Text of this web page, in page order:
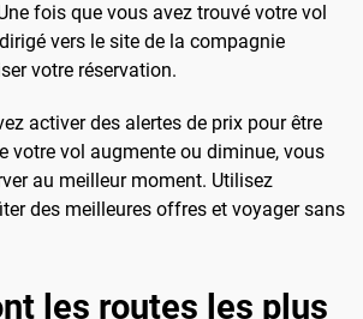
fois que vous avez trouvé votre vol
vers le site de la compagnie
votre réservation.
activer des alertes de prix pour être
votre vol augmente ou diminue, vous
au meilleur moment. Utilisez
des meilleures offres et voyager sans
les routes les plus